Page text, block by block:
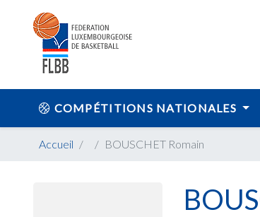
COMPÉTITIONS NATIONALES
Accueil BOUSCHET Romain